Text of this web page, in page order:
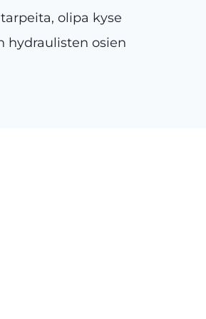
olipa kyse
hydraulisten osien